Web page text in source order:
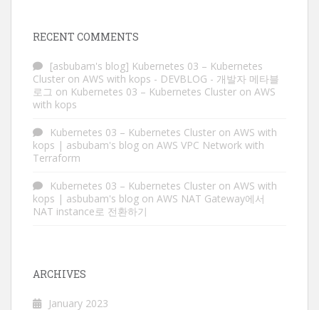
RECENT COMMENTS
[asbubam's blog] Kubernetes 03 – Kubernetes
Cluster on AWS with kops - DEVBLOG - 개발자 메타블
로그 on Kubernetes 03 – Kubernetes Cluster on AWS
with kops
Kubernetes 03 – Kubernetes Cluster on AWS with
kops | asbubam's blog on AWS VPC Network with
Terraform
Kubernetes 03 – Kubernetes Cluster on AWS with
kops | asbubam's blog on AWS NAT Gateway에서
NAT instance로 전환하기
ARCHIVES
January 2023